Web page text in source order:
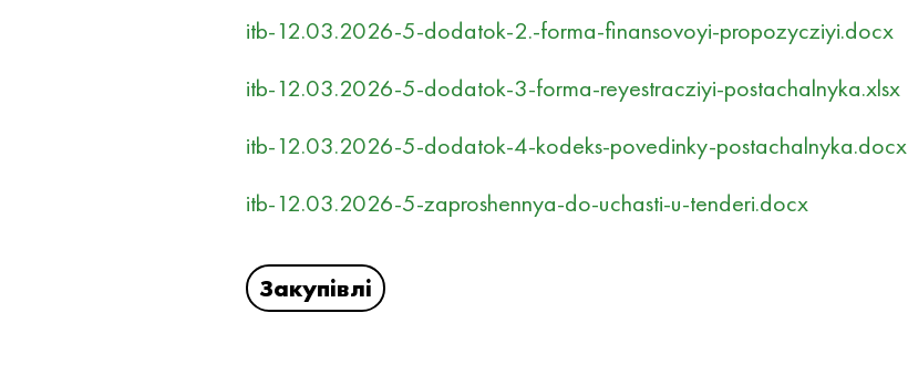
itb-12.03.2026-5-dodatok-2.-forma-finansovoyi-propozycziyi.docx
itb-12.03.2026-5-dodatok-3-forma-reyestracziyi-postachalnyka.xlsx
itb-12.03.2026-5-dodatok-4-kodeks-povedinky-postachalnyka.docx
itb-12.03.2026-5-zaproshennya-do-uchasti-u-tenderi.docx
Закупівлі